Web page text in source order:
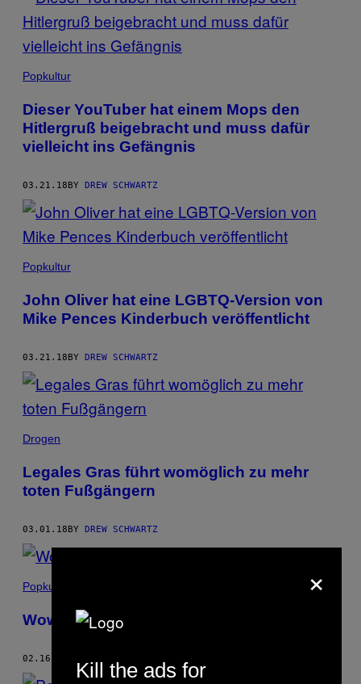
Popkultur
Dieser YouTuber hat einem Mops den
Hitlergruß beigebracht und muss dafür
vielleicht ins Gefängnis
03.21.18BY DREW SCHWARTZ
Popkultur
John Oliver hat eine LGBTQ-Version von
Mike Pences Kinderbuch veröffentlicht
03.21.18BY DREW SCHWARTZ
Drogen
Legales Gras führt womöglich zu mehr
toten Fußgängern
03.01.18BY DREW SCHWARTZ
Popkultur
Wow, das ist ein großes Wildschwein
02.16.18
×
Kill the ads for